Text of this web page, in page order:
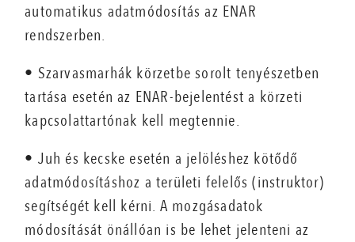
automatikus adatmódosítás az ENAR
rendszerben.
• Szarvasmarhák körzetbe sorolt tenyészetben
tartása esetén az ENAR-bejelentést a körzeti
kapcsolattartónak kell megtennie.
• Juh és kecske esetén a jelöléshez kötődő
adatmódosításhoz a területi felelős (instruktor)
segítségét kell kérni. A mozgásadatok
módosítását önállóan is be lehet jelenteni az